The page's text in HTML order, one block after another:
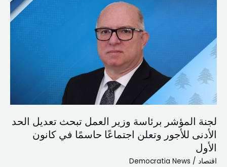
لجنة المؤشر برئاسة وزير العمل تبحث تعديل الحد
الأدنى للأجور وتعلن اجتماعًا حاسمًا في كانون
الأول
اقتصاد /
Democratia News
العمل
تبحث
تعديل
الحد
الأدنى
وتعلن
اجتماعًا
حاسمًا
في